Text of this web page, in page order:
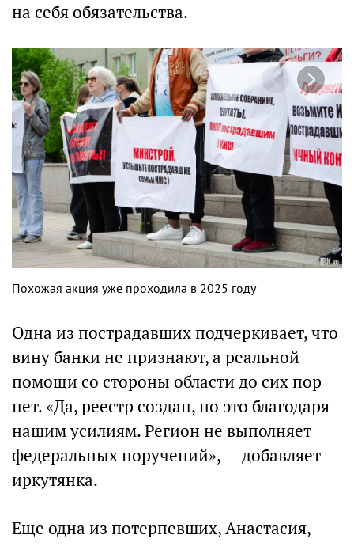
на себя обязательства.
Похожая акция уже проходила в 2025 году
Одна из пострадавших подчеркивает, что
вину банки не признают, а реальной
помощи со стороны области до сих пор
нет. «Да, реестр создан, но это благодаря
нашим усилиям. Регион не выполняет
федеральных поручений», — добавляет
иркутянка.
Еще одна из потерпевших, Анастасия,